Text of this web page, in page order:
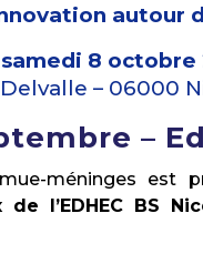
autour
8 octobre
– 06000
–
méninges est
l’EDHEC BS